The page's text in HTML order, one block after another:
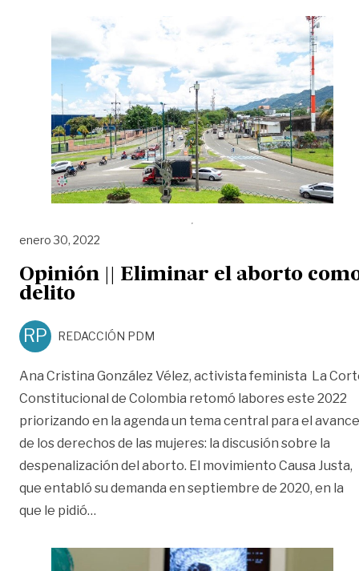
enero 30, 2022
Opinión || Eliminar el aborto
delito
RP REDACCIÓN PDM
Ana Cristina González Vélez, activista feminista La
Constitucional de Colombia retomó labores este 2022
priorizando en la agenda un tema central para el avance
de los derechos de las mujeres: la discusión sobre la
despenalización del aborto. El movimiento Causa Justa,
que entabló su demanda en septiembre de 2020, en la
que le pidió…